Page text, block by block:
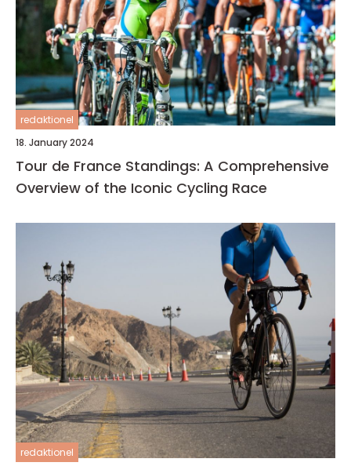
redaktionel
18. January 2024
Tour de France Standings: A Comprehensive
Overview of the Iconic Cycling Race
redaktionel